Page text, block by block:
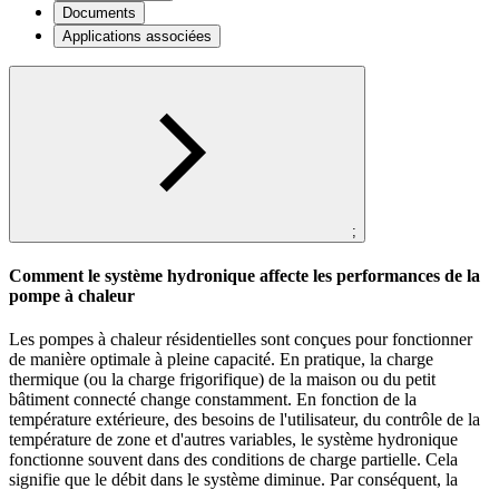
Documents
Applications associées
;
Comment le système hydronique affecte les performances de la
pompe à chaleur
Les pompes à chaleur résidentielles sont conçues pour fonctionner
de manière optimale à pleine capacité. En pratique, la charge
thermique (ou la charge frigorifique) de la maison ou du petit
bâtiment connecté change constamment. En fonction de la
température extérieure, des besoins de l'utilisateur, du contrôle de la
température de zone et d'autres variables, le système hydronique
fonctionne souvent dans des conditions de charge partielle. Cela
signifie que le débit dans le système diminue. Par conséquent, la